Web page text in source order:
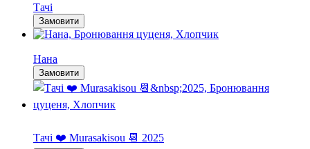
Тачі
Замовити
Нана
Замовити
Тачі ❤️ Murasakisou 📆 2025